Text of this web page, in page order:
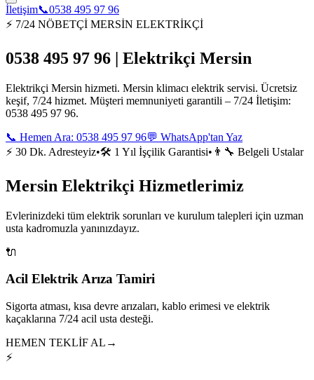
İletişim📞0538 495 97 96
⚡ 7/24 NÖBETÇİ MERSİN ELEKTRİKÇİ
0538 495 97 96 | Elektrikçi Mersin
Elektrikçi Mersin hizmeti. Mersin klimacı elektrik servisi. Ücretsiz
keşif, 7/24 hizmet. Müşteri memnuniyeti garantili – 7/24 İletişim:
0538 495 97 96.
📞 Hemen Ara: 0538 495 97 96💬 WhatsApp'tan Yaz
⚡ 30 Dk. Adresteyiz•🛠️ 1 Yıl İşçilik Garantisi• 👨‍🔧 Belgeli Ustalar
Mersin Elektrikçi Hizmetlerimiz
Evlerinizdeki tüm elektrik sorunları ve kurulum talepleri için uzman
usta kadromuzla yanınızdayız.
🔌
Acil Elektrik Arıza Tamiri
Sigorta atması, kısa devre arızaları, kablo erimesi ve elektrik
kaçaklarına 7/24 acil usta desteği.
HEMEN TEKLİF AL →
⚡